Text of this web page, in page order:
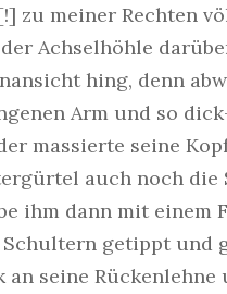
zu meiner Rechten
Achselhöhle
hing, denn
Arm und so
massierte seine
auch noch die
ihm dann mit einem
getippt und
an seine